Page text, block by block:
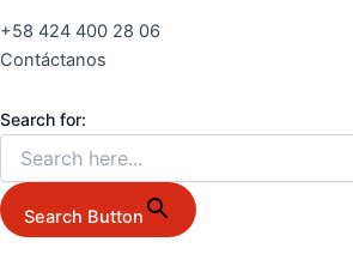
+58 424 400 28 06
Contáctanos
Search for:
Search Button